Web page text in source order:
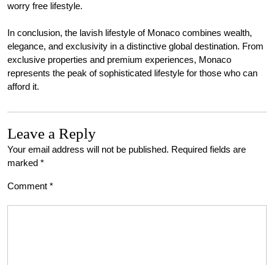
worry free lifestyle.
In conclusion, the lavish lifestyle of Monaco combines wealth,
elegance, and exclusivity in a distinctive global destination. From
exclusive properties and premium experiences, Monaco
represents the peak of sophisticated lifestyle for those who can
afford it.
Leave a Reply
Your email address will not be published. Required fields are
marked *
Comment *